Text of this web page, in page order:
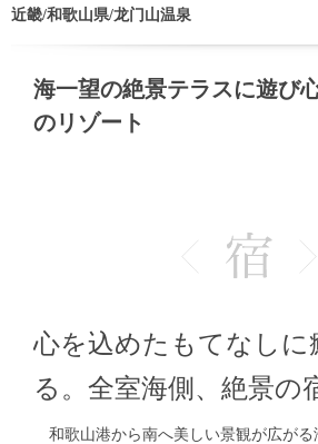
近畿/和歌山県/龙门山温泉
海一望の絶景テラスに遊び
のリゾート
心を込めたもてなしに
る。全室海側、絶景の
和歌山港から南へ美しい景観が広がる